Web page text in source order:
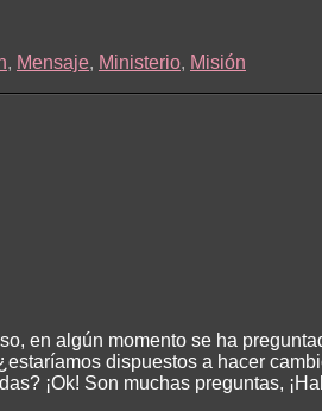
, Mensaje, Ministerio, Misión
en algún momento se ha
dispuestos a hacer
¡Ok! Son muchas preguntas,